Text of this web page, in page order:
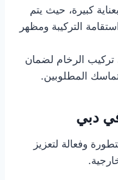
كبيرة، حيث يتم
التركيبة ومظهر
الرخام لضمان
المطلوبين.
دبي
وفعالة لتعزيز